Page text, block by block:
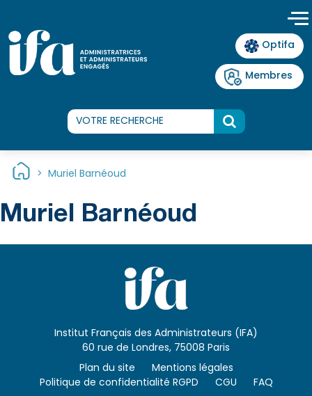
Optifa
Membres
> Muriel Barnéoud
Muriel Barnéoud
Institut Français des Administrateurs (IFA)
60 rue de Londres, 75008 Paris
Plan du site
Mentions légales
Politique de confidentialité RGPD
CGU FAQ